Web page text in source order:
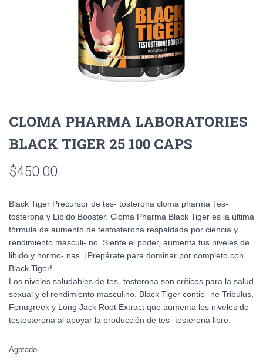
CLOMA PHARMA LABORATORIES
BLACK TIGER 25 100 CAPS
$450.00
Black Tiger Precursor de tes- tosterona cloma pharma Tes-
tosterona y Libido Booster. Cloma Pharma Black Tiger es la última
fórmula de aumento de testosterona respaldada por ciencia y
rendimiento masculi- no. Siente el poder, aumenta tus niveles de
libido y hormo- nas. ¡Prepárate para dominar por completo con
Black Tiger!
Los niveles saludables de tes- tosterona son críticos para la salud
sexual y el rendimiento masculino. Black Tiger contie- ne Tribulus,
Fenugreek y Long Jack Root Extract que aumenta los niveles de
testosterona al apoyar la producción de tes- tosterona libre.
Agotado